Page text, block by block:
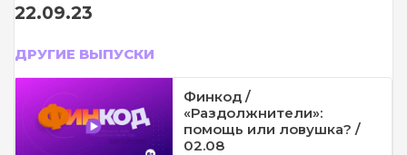
22.09.23
ДРУГИЕ ВЫПУСКИ
Финкод /
«Раздолжнители»:
помощь или ловушка? /
02.08